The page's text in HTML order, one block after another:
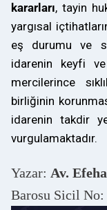
kararları, tayin
yargısal
eş durumu ve
idarenin keyfi
mercilerince
birliğinin
idarenin takdir
vurgulamaktadır.
Yazar: Av.
Barosu Sicil No: